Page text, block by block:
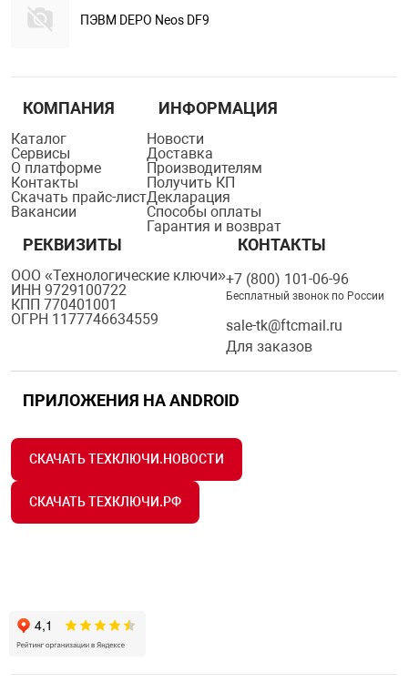
ПЭВМ DEPO Neos DF9
КОМПАНИЯ
Каталог
Сервисы
О платформе
Контакты
Скачать прайс-лист
Вакансии
ИНФОРМАЦИЯ
Новости
Доставка
Производителям
Получить КП
Декларация
Способы оплаты
Гарантия и возврат
РЕКВИЗИТЫ
ООО «Технологические ключи»
ИНН 9729100722
КПП 770401001
ОГРН 1177746634559
КОНТАКТЫ
+7 (800) 101-06-96
Бесплатный звонок по России
sale-tk@ftcmail.ru
Для заказов
ПРИЛОЖЕНИЯ НА ANDROID
СКАЧАТЬ ТЕХКЛЮЧИ.НОВОСТИ
СКАЧАТЬ ТЕХКЛЮЧИ.РФ